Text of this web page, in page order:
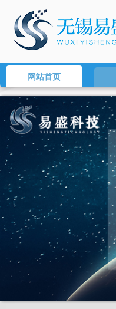
网站首页